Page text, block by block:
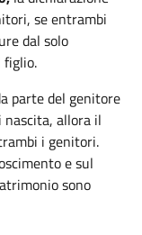
se entrambi
dal solo
figlio.
parte del genitore
nascita, allora il
i genitori.
e sul
sono